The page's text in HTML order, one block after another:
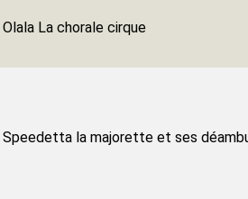
Olala La chorale cirque
Speedetta la majorette et ses